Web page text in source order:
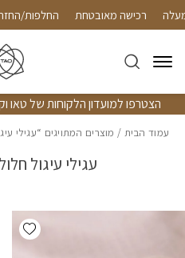
Skip to Contentרכישה מאובטחת החלפות/
הצטרפו למועדון הלקוחות של טאו וקבלו 10% הנחה
עמוד הבית / מוצרים המתויגים “עגילי
עגילי עיגול
בחזרה למעלה